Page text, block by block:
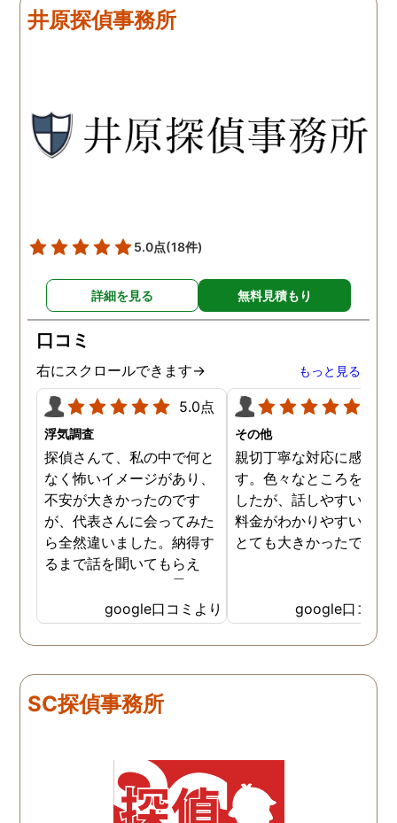
が、二人三脚で協力しあい
ながら、進めて行った感じ
と思います。思い切ってお
願いして良かったです。 こ
の度はありがとうございま
調査が終わって今後どう
とうございました。
井原探偵事務所
5.0点(18件)
詳細を見る 無料見積もり
口コミ
右にスクロールできます→ もっと見る
5.0点
浮気調査
探偵さんて、私の中で何と
なく怖いイメージがあり、
不安が大きかったのです
が、代表さんに会ってみた
ら全然違いました。納得す
るまで話を聞いてもらえ
て、ここならという思いで
依頼しました。代表さんが
私と一緒に戦ってくれてる
感じがして、心強かったで
現在離婚調停中です。弁護
士さんも紹介してもらえて
google口コミより
その他
親切丁寧な対応に感謝し
す。色々なところを探し
したが、話しやすいこと
料金がわかりやすいこと
とても大きかったです。
google口コミ
SC探偵事務所